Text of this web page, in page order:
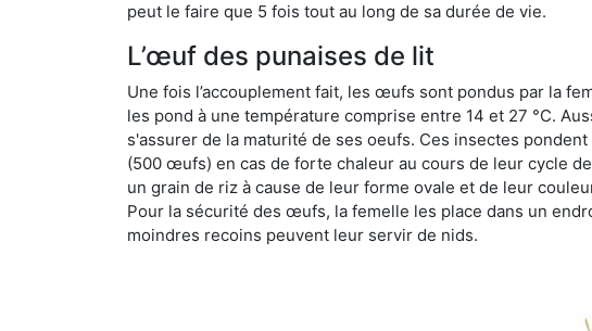
peut le faire que 5 fois tout au long de sa durée de vie.
L’œuf des punaises de lit
Une fois l’accouplement fait, les œufs sont pondus par la
les pond à une température comprise entre 14 et 27 °C.
s'assurer de la maturité de ses oeufs. Ces insectes
(500 œufs) en cas de forte chaleur au cours de leur cycle
un grain de riz à cause de leur forme ovale et de leur
Pour la sécurité des œufs, la femelle les place dans un
moindres recoins peuvent leur servir de nids.